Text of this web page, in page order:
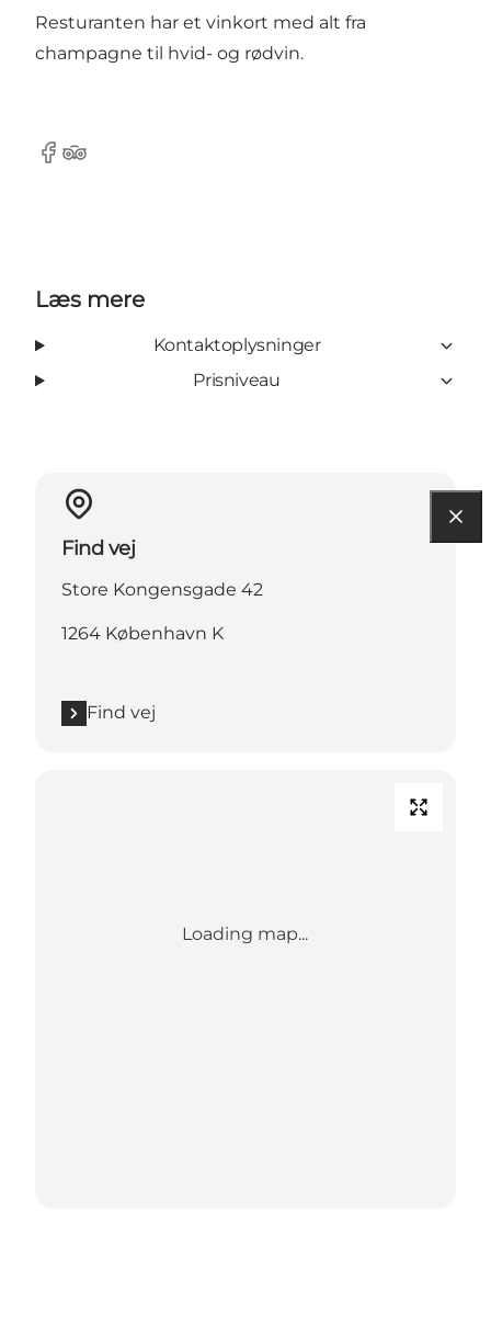
Resturanten har et vinkort med alt fra
champagne til hvid- og rødvin.
Facebook
Tripadvisor
Læs mere
Kontaktoplysninger
Prisniveau
Find vej
Store Kongensgade 42
1264 København K
Find vej
Loading map...